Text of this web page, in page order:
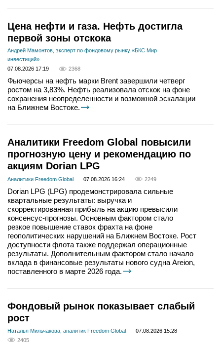
Цена нефти и газа. Нефть достигла
первой зоны отскока
Андрей Мамонтов, эксперт по фондовому рынку «БКС Мир
инвестиций»
07.08.2026 17:19
2368
Фьючерсы на нефть марки Brent завершили четверг
ростом на 3,83%. Нефть реализовала отскок на фоне
сохранения неопределенности и возможной эскалации
на Ближнем Востоке.
Аналитики Freedom Global повысили
прогнозную цену и рекомендацию по
акциям Dorian LPG
Аналитики Freedom Global 07.08.2026 16:24 2249
Dorian LPG (LPG) продемонстрировала сильные
квартальные результаты: выручка и
скорректированная прибыль на акцию превысили
консенсус-прогнозы. Основным фактором стало
резкое повышение ставок фрахта на фоне
геополитических нарушений на Ближнем Востоке. Рост
доступности флота также поддержал операционные
результаты. Дополнительным фактором стало начало
вклада в финансовые результаты нового судна Areion,
поставленного в марте 2026 года.
Фондовый рынок показывает слабый
рост
Наталья Мильчакова, аналитик Freedom Global
07.08.2026 15:28
2405